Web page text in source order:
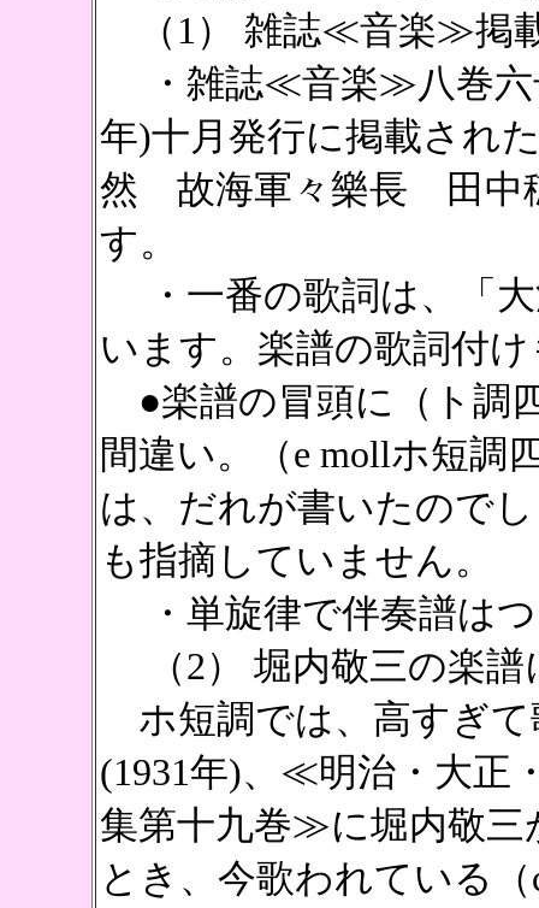
（1） 雑誌≪音楽≫掲
・雑誌≪音楽≫八巻六
年)十月発行に掲載され
然 故海軍々樂長 田中
す。
・一番の歌詞は、「
います。楽譜の歌詞付
●楽譜の冒頭に（ト調
間違い。（e mollホ短調
は、だれが書いたので
も指摘していません。
・単旋律で伴奏譜は
（2） 堀内敬三の楽譜
ホ短調では、高すぎて
(1931年)、≪明治・大正
集第十九巻≫に堀内敬三
とき、今歌われている